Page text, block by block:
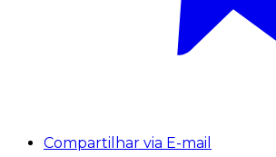
Compartilhar via E-mail